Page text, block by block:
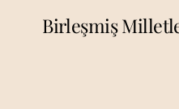
Birleşmiş